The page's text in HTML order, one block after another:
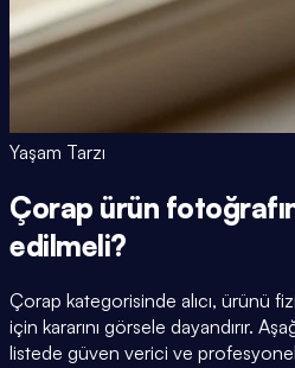
Yaşam Tarzı
Çorap ürün
edilmeli?
Çorap kategorisinde alıcı, ürünü
için kararını görsele dayandırır.
listede güven verici ve